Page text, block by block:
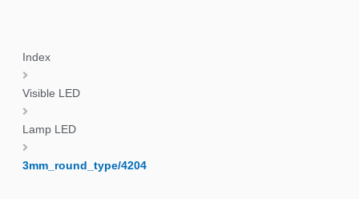
Index
Visible LED
Lamp LED
3mm_round_type/4204